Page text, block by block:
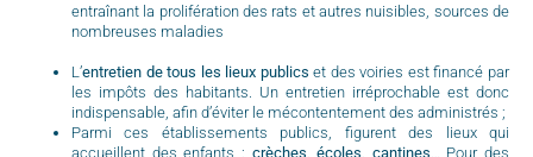
entraînant la prolifération des rats et autres nuisibles, sources de
nombreuses maladies
L’entretien de tous les lieux publics et des voiries est financé par
les impôts des habitants. Un entretien irréprochable est donc
indispensable, afin d’éviter le mécontentement des administrés ;
Parmi ces établissements publics, figurent des lieux qui
accueillent des enfants : crèches, écoles, cantines… Pour des